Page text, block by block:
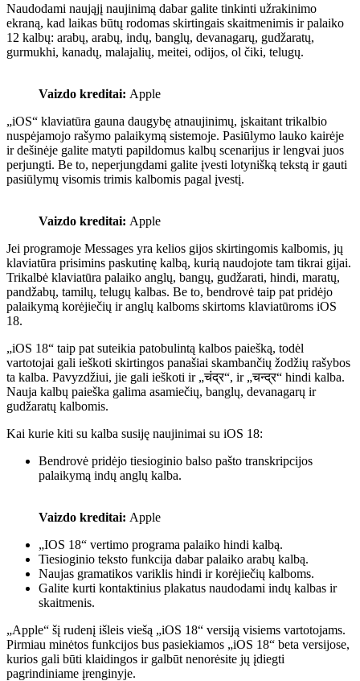
Naudodami naująjį naujinimą dabar galite tinkinti užrakinimo
ekraną, kad laikas būtų rodomas skirtingais skaitmenimis ir palaiko
12 kalbų: arabų, arabų, indų, banglų, devanagarų, gudžaratų,
gurmukhi, kanadų, malajalių, meitei, odijos, ol čiki, telugų.
Vaizdo kreditai: Apple
„iOS“ klaviatūra gauna daugybę atnaujinimų, įskaitant trikalbio
nuspėjamojo rašymo palaikymą sistemoje. Pasiūlymo lauko kairėje
ir dešinėje galite matyti papildomus kalbų scenarijus ir lengvai juos
perjungti. Be to, neperjungdami galite įvesti lotynišką tekstą ir gauti
pasiūlymų visomis trimis kalbomis pagal įvestį.
Vaizdo kreditai: Apple
Jei programoje Messages yra kelios gijos skirtingomis kalbomis, jų
klaviatūra prisimins paskutinę kalbą, kurią naudojote tam tikrai gijai.
Trikalbė klaviatūra palaiko anglų, bangų, gudžarati, hindi, maratų,
pandžabų, tamilų, telugų kalbas. Be to, bendrovė taip pat pridėjo
palaikymą korėjiečių ir anglų kalboms skirtoms klaviatūroms iOS
18.
„iOS 18“ taip pat suteikia patobulintą kalbos paiešką, todėl
vartotojai gali ieškoti skirtingos panašiai skambančių žodžių rašybos
ta kalba. Pavyzdžiui, jie gali ieškoti ir „चंद्र“, ir „चन्द्र“ hindi kalba.
Nauja kalbų paieška galima asamiečių, banglų, devanagarų ir
gudžaratų kalbomis.
Kai kurie kiti su kalba susiję naujinimai su iOS 18:
Bendrovė pridėjo tiesioginio balso pašto transkripcijos
palaikymą indų anglų kalba.
Vaizdo kreditai: Apple
„IOS 18“ vertimo programa palaiko hindi kalbą.
Tiesioginio teksto funkcija dabar palaiko arabų kalbą.
Naujas gramatikos variklis hindi ir korėjiečių kalboms.
Galite kurti kontaktinius plakatus naudodami indų kalbas ir
skaitmenis.
„Apple“ šį rudenį išleis viešą „iOS 18“ versiją visiems vartotojams.
Pirmiau minėtos funkcijos bus pasiekiamos „iOS 18“ beta versijose,
kurios gali būti klaidingos ir galbūt nenorėsite jų įdiegti
pagrindiniame įrenginyje.